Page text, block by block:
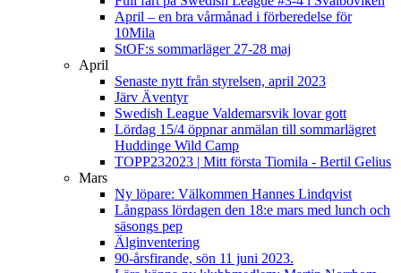
April – en bra vårmånad i förberedelse för
10Mila
StOF:s sommarläger 27-28 maj
April
Senaste nytt från styrelsen, april 2023
Järv Äventyr
Swedish League Valdemarsvik lovar gott
Lördag 15/4 öppnar anmälan till sommarlägret
Huddinge Wild Camp
TOPP232023 | Mitt första Tiomila - Bertil Gelius
Mars
Ny löpare: Välkommen Hannes Lindqvist
Långpass lördagen den 18:e mars med lunch och
säsongs pep
Älginventering
90-årsfirande, sön 11 juni 2023.